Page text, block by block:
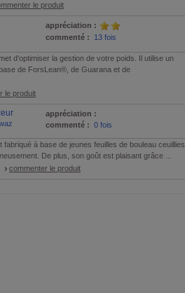
le produit
appréciation :
commenté :
13 fois
d'optimiser la gestion de votre poids. Il utilise un
de ForsLean®, de Guarana et de
le produit
appréciation :
commenté : 0 fois
à base de jeunes feuilles de bouleau ceuillies
De plus, son goût est plaisant grâce ...
commenter le produit